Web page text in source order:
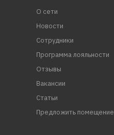
О сети
Новости
Сотрудники
Программа лояльности
Отзывы
Вакансии
Статьи
Предложить помещение